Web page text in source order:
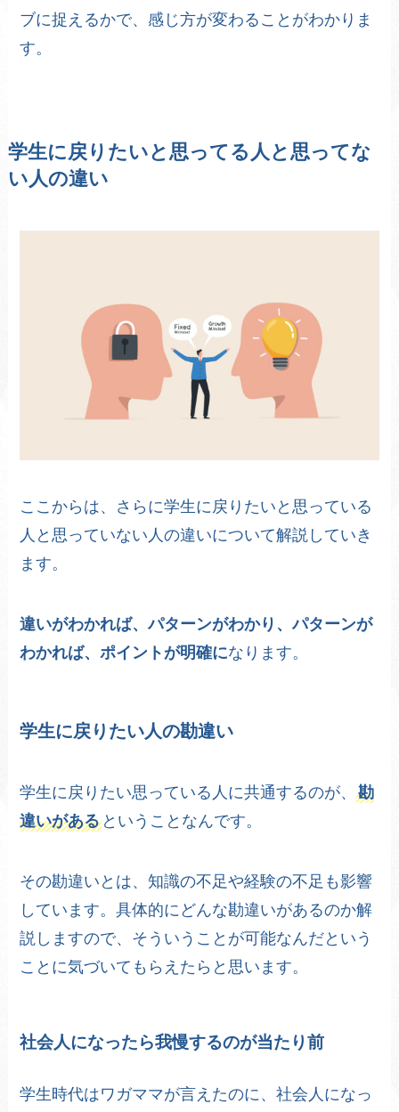
ブに捉えるかで、感じ方が変わることがわかりま
す。
学生に戻りたいと思ってる人と思ってな
い人の違い
ここからは、さらに学生に戻りたいと思っている
人と思っていない人の違いについて解説していき
ます。
違いがわかれば、パターンがわかり、パターンが
わかれば、ポイントが明確になります。
学生に戻りたい人の勘違い
学生に戻りたい思っている人に共通するのが、勘
違いがある ということなんです。
その勘違いとは、知識の不足や経験の不足も影響
しています。具体的にどんな勘違いがあるのか解
説しますので、そういうことが可能なんだという
ことに気づいてもらえたらと思います。
社会人になったら我慢するのが当たり前
学生時代はワガママが言えたのに、社会人になっ